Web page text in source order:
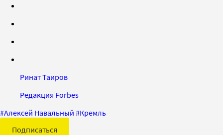
Ринат Таиров
Редакция Forbes
#Алексей Навальный #Кремль
Подписаться